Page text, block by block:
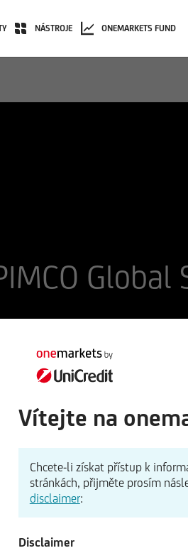
NÁSTROJE ONEMARKETS FUND
+0,03 EUR
Vítejte na
Chcete-li získat přístup k
stránkách, přijměte prosím
disclaimer:
Disclaimer